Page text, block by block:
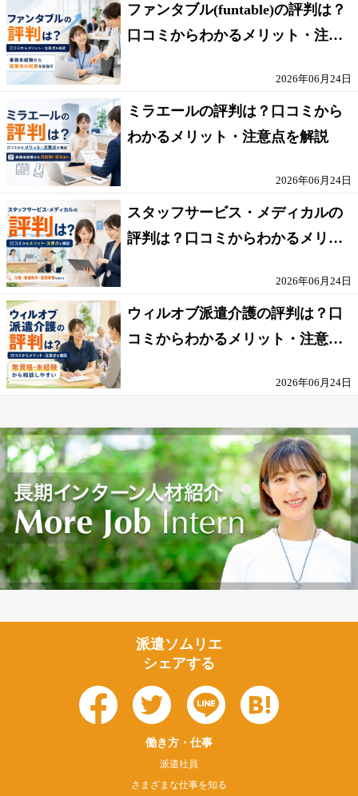
ファンタブル(funtable)の評判は？
口コミからわかるメリット・注意
2026年06月24日
ミラエールの評判は？口コミから
わかるメリット・注意点を解説
2026年06月24日
スタッフサービス・メディカルの
評判は？口コミからわかるメリッ
2026年06月24日
ウィルオブ派遣介護の評判は？口
コミからわかるメリット・注意点
2026年06月24日
派遣ソムリエ
シェアする
働き方・仕事
派遣社員
さまざまな仕事を知る